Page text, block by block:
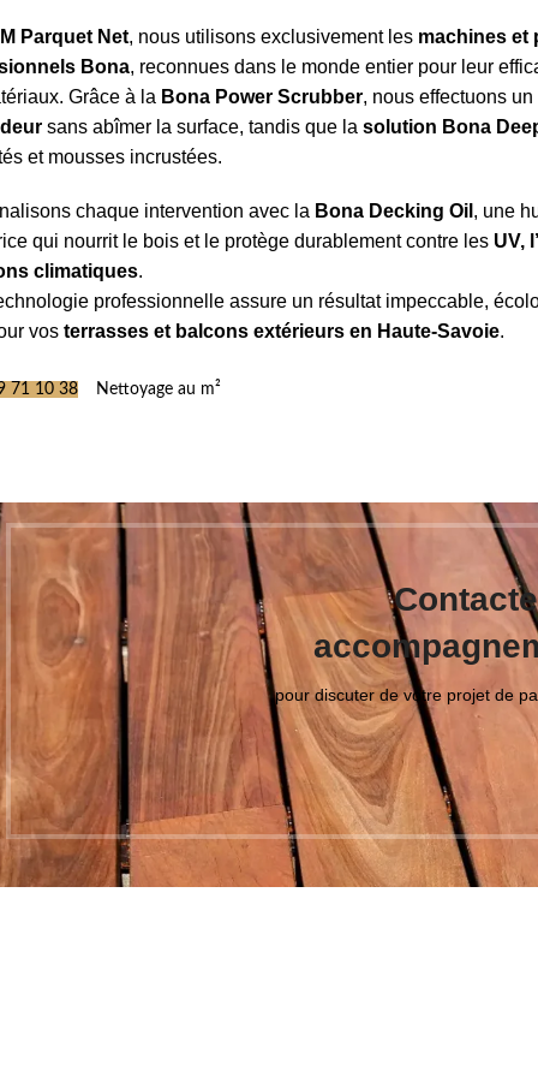
Parquet Net, nous utilisons exclusivement les machines et
Bona, reconnues dans le monde entier pour leur
Grâce à la Bona Power Scrubber, nous effectuons un
sans abîmer la surface, tandis que lasolution Bona
et mousses incrustées.
chaque intervention avec la Bona Decking Oil , une
qui nourrit le bois et le protège durablement contre les UV,
climatiques.
professionnelle assure un résultat impeccable,
vosterrasses et balcons extérieurs en Haute-Savoie.
71 10 38 Nettoyage au m²
pour discuter de votre projet de